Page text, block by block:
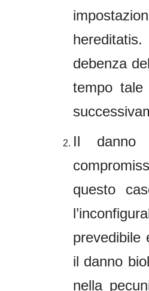
debenza
tempo tale
Il danno
questo
prevedibile
il danno
nella